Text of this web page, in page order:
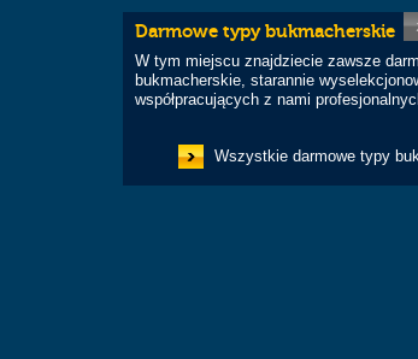
Darmowe typy bukmacherskie
W tym miejscu znajdziecie zawsze
bukmacherskie, starannie
współpracujących z nami
Wszystkie darmowe typy